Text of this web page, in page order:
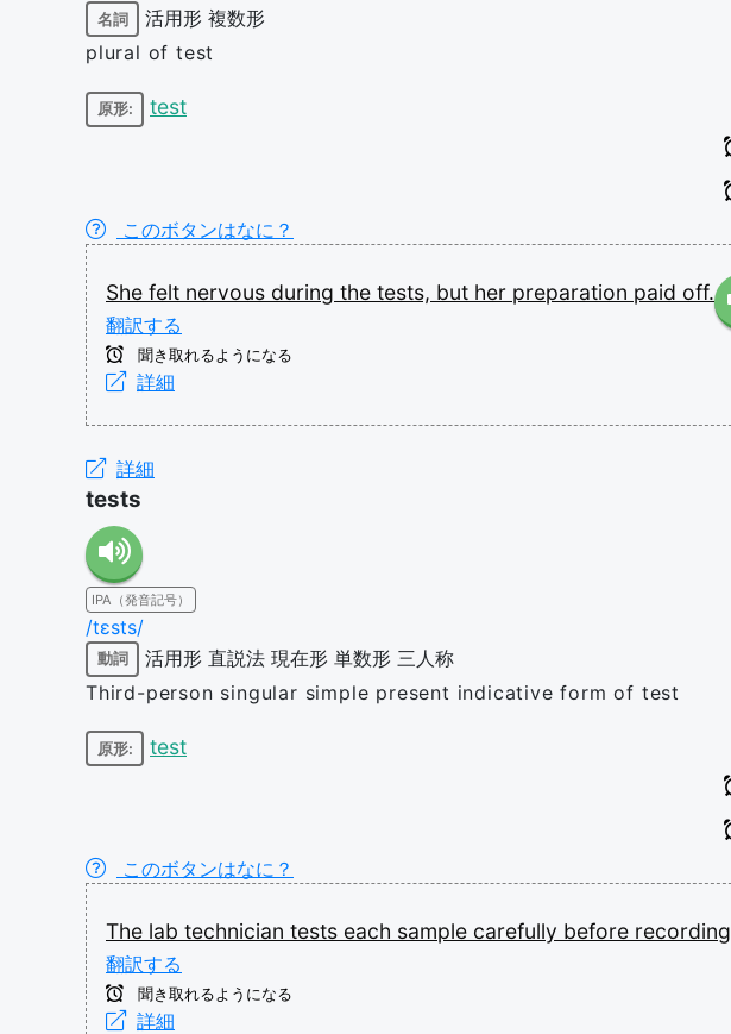
名詞 活用形 複数形
plural of test
原形: test
このボタンはなに？
She felt nervous during the tests, but her preparation paid off.
翻訳する
聞き取れるようになる
詳細
詳細
tests
IPA（発音記号）
/tɛsts/
動詞 活用形 直説法 現在形 単数形 三人称
Third-person singular simple present indicative form of test
原形: test
このボタンはなに？
The lab technician tests each sample carefully before recording
翻訳する
聞き取れるようになる
詳細